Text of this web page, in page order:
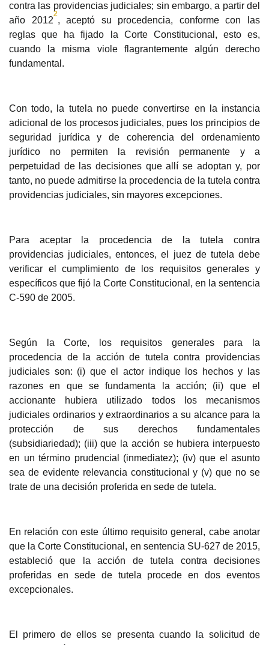
contra las providencias judiciales; sin embargo, a partir del
año 2012
2
, aceptó su procedencia, conforme con las
reglas que ha fijado la Corte Constitucional, esto es,
cuando la misma viole flagrantemente algún derecho
fundamental.
Con todo, la tutela no puede convertirse en la instancia
adicional de los procesos judiciales, pues los principios de
seguridad jurídica y de coherencia del ordenamiento
jurídico no permiten la revisión permanente y a
perpetuidad de las decisiones que allí se adoptan y, por
tanto, no puede admitirse la procedencia de la tutela contra
providencias judiciales, sin mayores excepciones.
Para aceptar la procedencia de la tutela contra
providencias judiciales, entonces, el juez de tutela debe
verificar el cumplimiento de los requisitos generales y
específicos que fijó la Corte Constitucional, en la sentencia
C-590 de 2005.
Según la Corte, los requisitos generales para la
procedencia de la acción de tutela contra providencias
judiciales son: (i) que el actor indique los hechos y las
razones en que se fundamenta la acción; (ii) que el
accionante hubiera utilizado todos los mecanismos
judiciales ordinarios y extraordinarios a su alcance para la
protección de sus derechos fundamentales
(subsidiariedad); (iii) que la acción se hubiera interpuesto
en un término prudencial (inmediatez); (iv) que el asunto
sea de evidente relevancia constitucional y (v) que no se
trate de una decisión proferida en sede de tutela.
En relación con este último requisito general, cabe anotar
que la Corte Constitucional, en sentencia SU-627 de 2015,
estableció que la acción de tutela contra decisiones
proferidas en sede de tutela procede en dos eventos
excepcionales.
El primero de ellos se presenta cuando la solicitud de